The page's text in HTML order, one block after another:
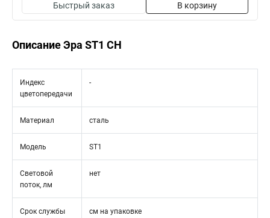
Быстрый заказ В корзину
Описание Эра ST1 CH
Индекс
цветопередачи
-
Материал сталь
Модель ST1
Световой
поток, лм
нет
Срок службы
см на упаковке